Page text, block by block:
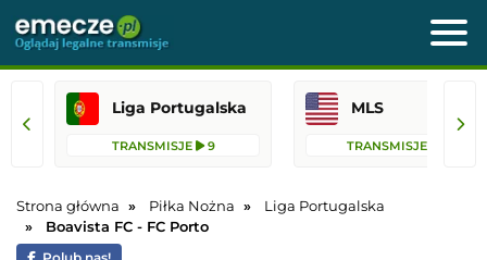
Liga Portugalska
TRANSMISJE 9
MLS
TRANSMISJE
Strona główna Piłka Nożna
Liga Portugalska
Boavista FC - FC Porto